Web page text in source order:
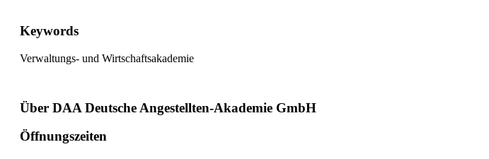
Keywords
Verwaltungs- und Wirtschaftsakademie
Über DAA Deutsche Angestellten-Akademie GmbH
Öffnungszeiten